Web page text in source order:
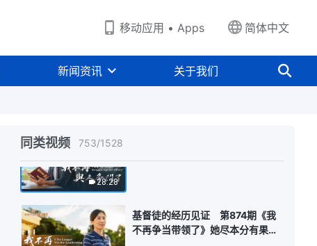
移动应用 • Apps 简体中文
新闻资讯 关于我们
同类视频 753/1528
24:01
做负责人，这本是一件高兴的事，
她却忧虑重重一再推脱。她在担心
基督徒的经历见证 第877期《素
28:28
基督徒的经历见证 第874期《我
不再争当带领了》她尽本分有果